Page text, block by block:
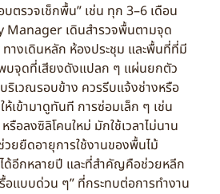
ตรวจเช็กพื้น” เช่น ทุก 3–6 เดือน
Manager เดินสำรวจพื้นตามจุด
างเดินหลัก ห้องประชุม และพื้นที่ที่มี
บจุดที่เสียงดังแปลก ๆ แผ่นยกตัว
เวณรอบข้าง ควรรีบแจ้งช่างหรือ
เข้ามาดูทันที การซ่อมเล็ก ๆ เช่น
รือลงซิลิโคนใหม่ มักใช้เวลาไม่นาน
ยยืดอายุการใช้งานของพื้นไม้
ด้อีกหลายปี และที่สำคัญคือช่วยหลีก
อแบบด่วน ๆ” ที่กระทบต่อการทำงาน